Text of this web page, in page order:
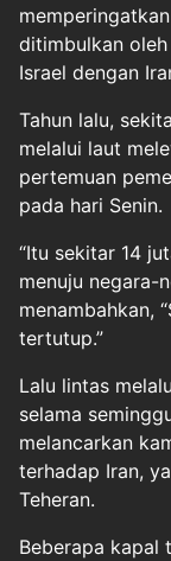
ditimbulkan
Israel dengan
Tahun lalu,
melalui laut
pertemuan
pada hari Senin.
“Itu sekitar 14
menuju negara-
menambahkan,
tertutup.”
Lalu lintas
selama
melancarkan
terhadap Iran,
Teheran.
Beberapa kapal